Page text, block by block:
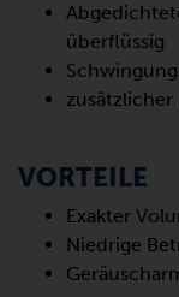
überflüssig
zusätzlicher
VORTEILE
Exakter
Niedrige